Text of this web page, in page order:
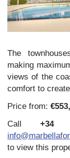
The
making
views of the
comfort to
Price from:
Call +34
to view this